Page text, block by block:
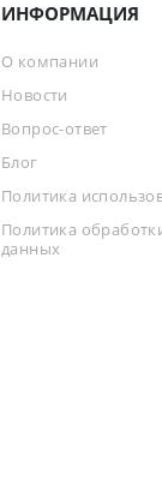
ИНФОРМАЦИЯ
О компании
Новости
Вопрос-ответ
Блог
Политика
Политика
данных